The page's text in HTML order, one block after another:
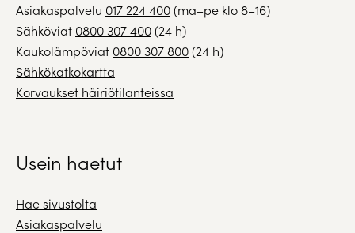
Asiakaspalvelu 017 224 400(ma–pe klo 8–16)
Sähköviat 0800 307 400(24 h)
Kaukolämpöviat 0800 307 800(24 h)
Sähkökatkokartta
Korvaukset häiriötilanteissa
Usein haetut
Hae sivustolta
Asiakaspalvelu